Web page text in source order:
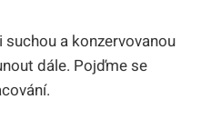
a konzervovanou
dále. Pojďme se